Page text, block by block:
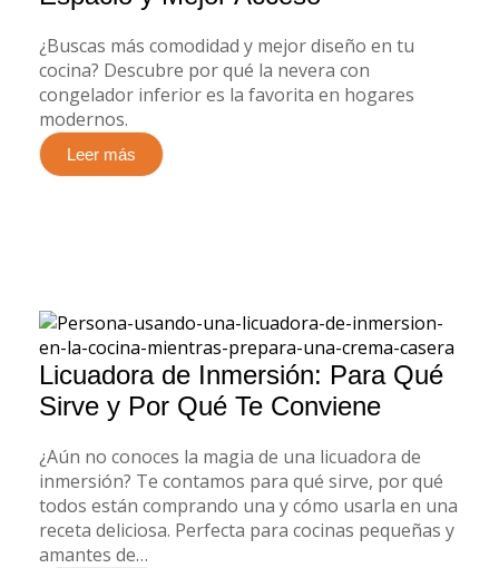
¿Buscas más comodidad y mejor diseño en tu
cocina? Descubre por qué la nevera con
congelador inferior es la favorita en hogares
modernos.
Leer más
Licuadora de Inmersión: Para Qué
Sirve y Por Qué Te Conviene
¿Aún no conoces la magia de una licuadora de
inmersión? Te contamos para qué sirve, por qué
todos están comprando una y cómo usarla en una
receta deliciosa. Perfecta para cocinas pequeñas y
amantes de…